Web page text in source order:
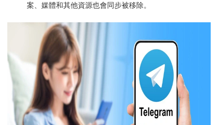
案、媒體和其他資源也會同步被移除。